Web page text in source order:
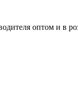
оптом и в